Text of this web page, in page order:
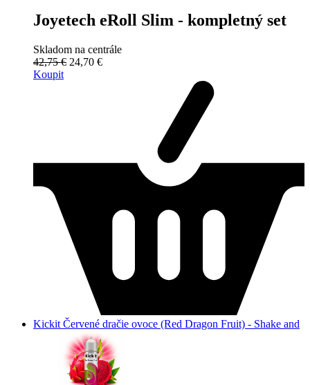
Joyetech eRoll Slim - kompletný set
Skladom na centrále
42,75 € 24,70 €
Koupit
Kickit Červené dračie ovoce (Red Dragon Fruit) - Shake and